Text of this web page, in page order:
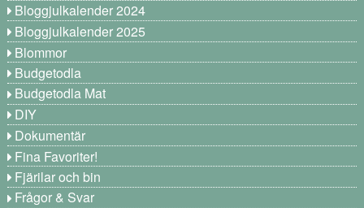
Bloggjulkalender 2024
Bloggjulkalender 2025
Blommor
Budgetodla
Budgetodla Mat
DIY
Dokumentär
Fina Favoriter!
Fjärilar och bin
Frågor & Svar